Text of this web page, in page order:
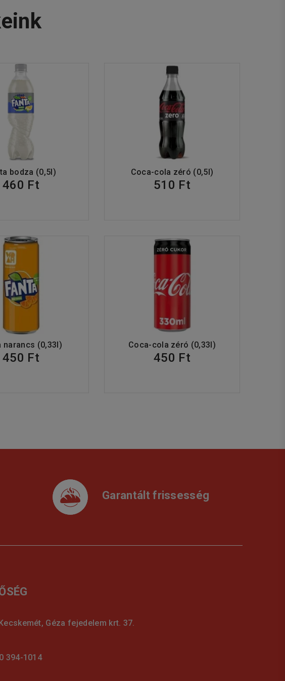
bodza (0,5l)
460 Ft
Coca-cola zéró (0,5l)
510 Ft
narancs (0,33l)
450 Ft
Coca-cola zéró (0,33l)
450 Ft
Garantált frissesség
Géza fejedelem krt. 37.
394-1014